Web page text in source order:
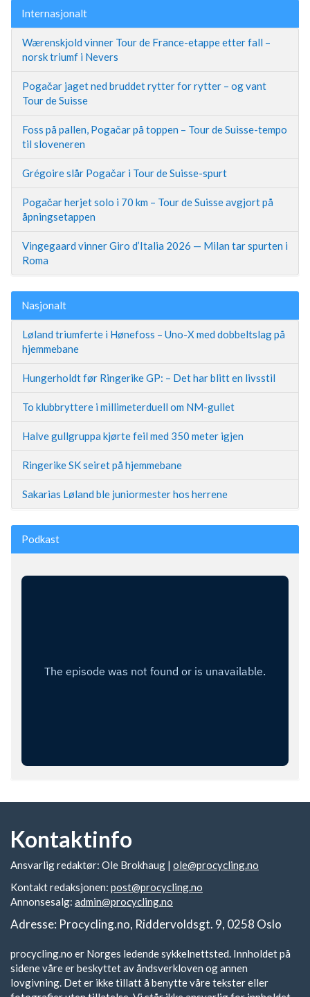
Internasjonalt
Wærenskjold vinner Tour de France-etappe etter fall –
norsk triumf i Nevers
Pogačar jaget ned bruddet rytter for rytter – og vant
Tour de Suisse
Foss på pallen, Pogačar på toppen – Tour de Suisse-tempo
til sloveneren
Grégoire slår Pogačar i Tour de Suisse-spurt
Pogačar herjet solo i 70 km – Tour de Suisse avgjort på
åpningsetappen
Vingegaard vinner Giro d’Italia 2026 — Milan tar spurten i
Roma
Nasjonalt
Løland triumferte i Hønefoss – Uno-X med dobbeltslag på
hjemmebane
Hungerholdt før Ringerike GP: – Det har blitt en livsstil
To klubbryttere i millimeterduell om NM-gullet
Halve gullgruppa kjørte feil med 350 meter igjen
Ringerike SK seiret på hjemmebane
Sakarias Løland ble juniormester hos herrene
Podkast
Kontaktinfo
Ansvarlig redaktør: Ole Brokhaug | ole@procycling.no
Kontakt redaksjonen: post@procycling.no
Annonsesalg: admin@procycling.no
Adresse: Procycling.no, Riddervoldsgt. 9, 0258 Oslo
procycling.no er Norges ledende sykkelnettsted. Innholdet på
sidene våre er beskyttet av åndsverkloven og annen
lovgivning. Det er ikke tillatt å benytte våre tekster eller